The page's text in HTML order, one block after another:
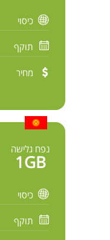
כיסוי
תוקף
מחיר
נפח גלישה
1GB
כיסוי
תוקף